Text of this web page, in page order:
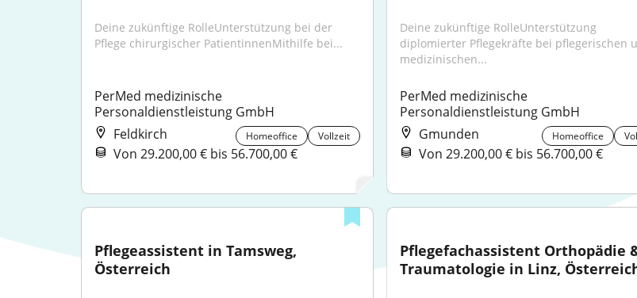
Deine zukünftige RolleUnterstützung bei der
Pflege chirurgischer PatientinnenMithilfe bei...
PerMed medizinische
Personaldienstleistung GmbH
Feldkirch
Homeoffice Vollzeit
Von 29.200,00 € bis 56.700,00 €
Deine zukünftige RolleUnterstützung
diplomierter Pflegekräfte bei pflegerischen
medizinischen...
PerMed medizinische
Personaldienstleistung GmbH
Gmunden
Homeoffice
Von 29.200,00 € bis 56.700,00 €
Pflegeassistent in Tamsweg,
Österreich
Pflegefachassistent Orthopädie
Traumatologie in Linz,